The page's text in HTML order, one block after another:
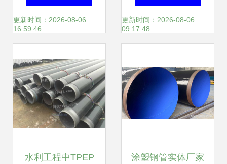
建筑建材领域的可
更新时间：2026-08-06
16:59:46
精准配送到厂服务
更新时间：2026-08-06
09:17:48
水利工程中TPEP 涂塑钢管实体厂家